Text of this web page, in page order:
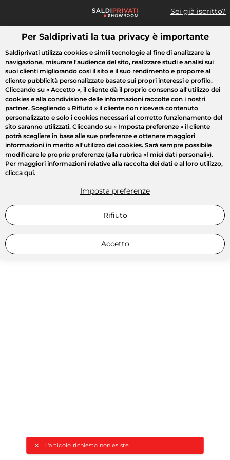
Sei già iscritto?
Cosa cerchi?
L'articolo richiesto non esiste.
Tutte le vendite Moda Casa Bellezza Elettrodomestici
Per Saldiprivati la tua privacy è importante
Saldiprivati utilizza cookies e simili tecnologie al fine di analizzare la
navigazione, misurare l'audience del sito, realizzare studi e analisi sui
suoi clienti migliorando così il sito e il suo rendimento e proporre al
cliente pubblicità personalizzate basate sui propri interessi e profilo.
Cliccando su « Accetto », il cliente dà il proprio consenso all'utilizzo dei
cookies e alla condivisione delle informazioni raccolte con i nostri
partner. Scegliendo « Rifiuto » il cliente non riceverà contenuto
personalizzato e solo i cookies necessari al corretto funzionamento del
sito saranno utilizzati. Cliccando su « Imposta preferenze » il cliente
potrà scegliere in base alle sue preferenze e ottenere maggiori
informazioni in merito all'utilizzo dei cookies. Sarà sempre possibile
modificare le proprie preferenze (alla rubrica «I miei dati personali»).
Per maggiori informazioni relative alla raccolta dei dati e al loro utilizzo,
clicca qui.
Imposta preferenze
Rifiuto
Accetto